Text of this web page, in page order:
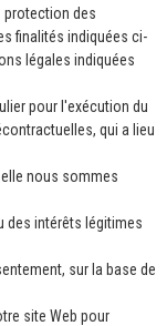
protection des
finalités indiquées ci-
légales indiquées
pour l'exécution du
qui a lieu
nous sommes
des intérêts légitimes
sur la base de
site Web pour